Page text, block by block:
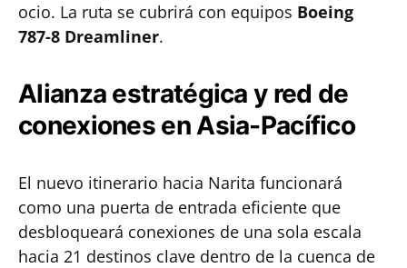
ocio. La ruta se cubrirá con equipos Boeing
787-8 Dreamliner.
Alianza estratégica y red de
conexiones en Asia-Pacífico
El nuevo itinerario hacia Narita funcionará
como una puerta de entrada eficiente que
desbloqueará conexiones de una sola escala
hacia 21 destinos clave dentro de la cuenca de